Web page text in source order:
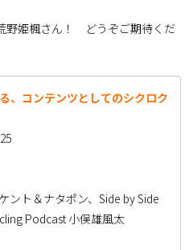
野姫楓さん！ どうぞご期待くだ
、コンテンツとしてのシクロク
ント＆ナタポン、Side by Side
Podcast 小俣雄風太